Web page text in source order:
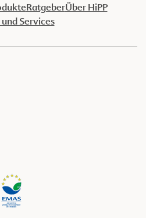
RatgeberÜber HiPP
Services